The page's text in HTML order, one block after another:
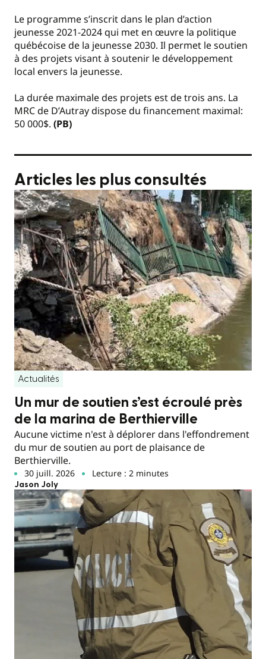
Le programme s’inscrit dans le plan d’action
jeunesse 2021-2024 qui met en œuvre la politique
québécoise de la jeunesse 2030. Il permet le soutien
à des projets visant à soutenir le développement
local envers la jeunesse.
La durée maximale des projets est de trois ans. La
MRC de D’Autray dispose du financement maximal:
50 000$. (PB)
Articles les plus consultés
Actualités
Un mur de soutien s’est écroulé près
de la marina de Berthierville
Aucune victime n'est à déplorer dans l'effondrement
du mur de soutien au port de plaisance de
Berthierville.
30 juill. 2026 Lecture : 2 minutes
Jason Joly